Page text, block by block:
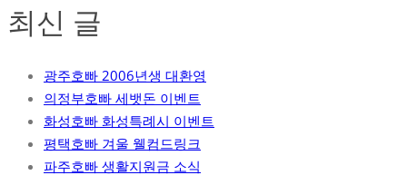
최신 글
광주호빠 2006년생 대환영
의정부호빠 세뱃돈 이벤트
화성호빠 화성특례시 이벤트
평택호빠 겨울 웰컴드링크
파주호빠 생활지원금 소식